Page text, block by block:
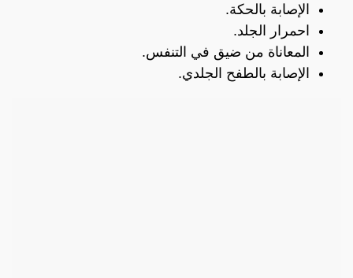
الإصابة بالحكة.
احمرار الجلد.
المعاناة من ضيق في التنفس.
الإصابة بالطفح الجلدي.